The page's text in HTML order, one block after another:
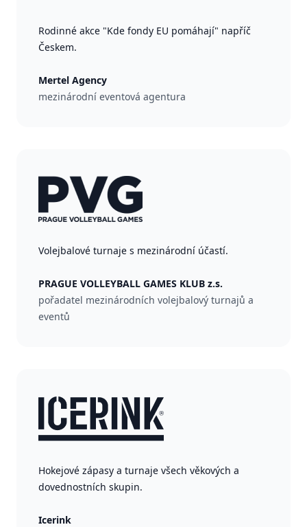
Rodinné akce "Kde fondy EU pomáhají" napříč
Českem.
Mertel Agency
mezinárodní eventová agentura
Volejbalové turnaje s mezinárodní účastí.
PRAGUE VOLLEYBALL GAMES KLUB z.s.
pořadatel mezinárodních volejbalový turnajů a
eventů
Hokejové zápasy a turnaje všech věkových a
dovednostních skupin.
Icerink